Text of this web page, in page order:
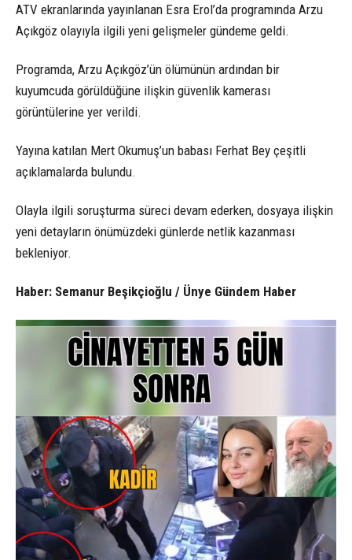
ATV ekranlarında yayınlanan Esra Erol’da programında Arzu
Açıkgöz olayıyla ilgili yeni gelişmeler gündeme geldi.
Programda, Arzu Açıkgöz’ün ölümünün ardından bir
kuyumcuda görüldüğüne ilişkin güvenlik kamerası
görüntülerine yer verildi.
Yayına katılan Mert Okumuş’un babası Ferhat Bey çeşitli
açıklamalarda bulundu.
Olayla ilgili soruşturma süreci devam ederken, dosyaya ilişkin
yeni detayların önümüzdeki günlerde netlik kazanması
bekleniyor.
Haber: Semanur Beşikçioğlu / Ünye Gündem Haber